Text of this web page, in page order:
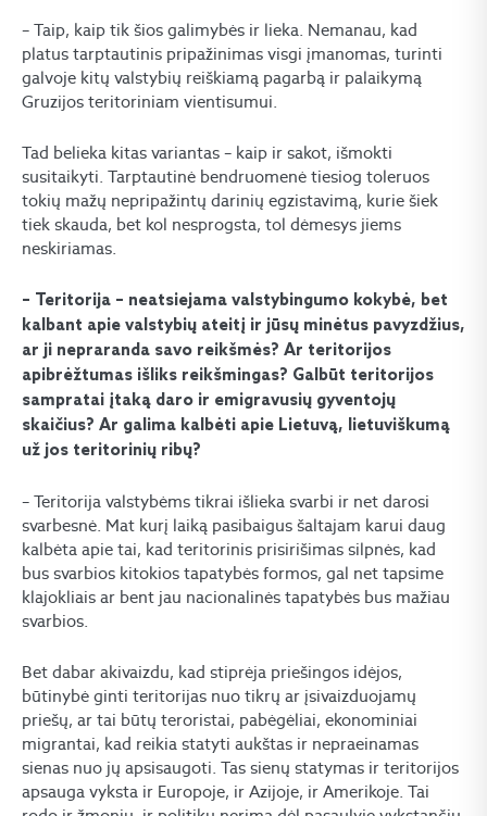
– Taip, kaip tik šios galimybės ir lieka. Nemanau, kad
platus tarptautinis pripažinimas visgi įmanomas, turinti
galvoje kitų valstybių reiškiamą pagarbą ir palaikymą
Gruzijos teritoriniam vientisumui.
Tad belieka kitas variantas – kaip ir sakot, išmokti
susitaikyti. Tarptautinė bendruomenė tiesiog toleruos
tokių mažų nepripažintų darinių egzistavimą, kurie šiek
tiek skauda, bet kol nesprogsta, tol dėmesys jiems
neskiriamas.
– Teritorija – neatsiejama valstybingumo kokybė, bet
kalbant apie valstybių ateitį ir jūsų minėtus pavyzdžius,
ar ji nepraranda savo reikšmės? Ar teritorijos
apibrėžtumas išliks reikšmingas? Galbūt teritorijos
sampratai įtaką daro ir emigravusių gyventojų
skaičius? Ar galima kalbėti apie Lietuvą, lietuviškumą
už jos teritorinių ribų?
– Teritorija valstybėms tikrai išlieka svarbi ir net darosi
svarbesnė. Mat kurį laiką pasibaigus šaltajam karui daug
kalbėta apie tai, kad teritorinis prisirišimas silpnės, kad
bus svarbios kitokios tapatybės formos, gal net tapsime
klajokliais ar bent jau nacionalinės tapatybės bus mažiau
svarbios.
Bet dabar akivaizdu, kad stiprėja priešingos idėjos,
būtinybė ginti teritorijas nuo tikrų ar įsivaizduojamų
priešų, ar tai būtų teroristai, pabėgėliai, ekonominiai
migrantai, kad reikia statyti aukštas ir nepraeinamas
sienas nuo jų apsisaugoti. Tas sienų statymas ir teritorijos
apsauga vyksta ir Europoje, ir Azijoje, ir Amerikoje. Tai